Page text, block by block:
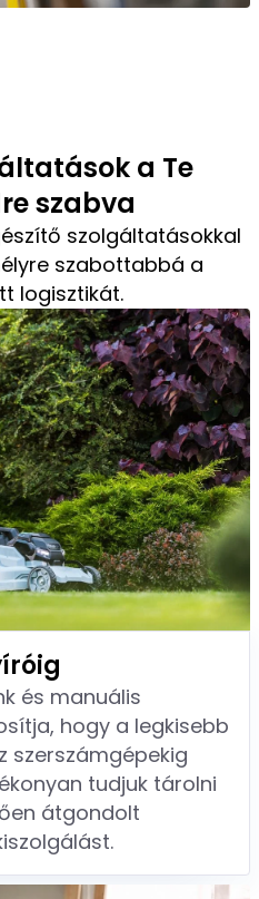
a Te
szabva
szolgáltatásokkal
szabottabbá a
logisztikát.
és manuális
hogy a legkisebb
szerszámgépekig
tudjuk tárolni
átgondolt